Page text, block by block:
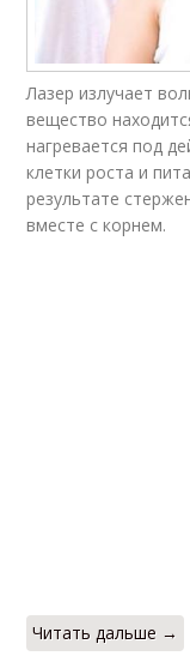
Лазер излучает
вещество
нагревается под
клетки роста и
результате
вместе с корнем.
Читать дальше →